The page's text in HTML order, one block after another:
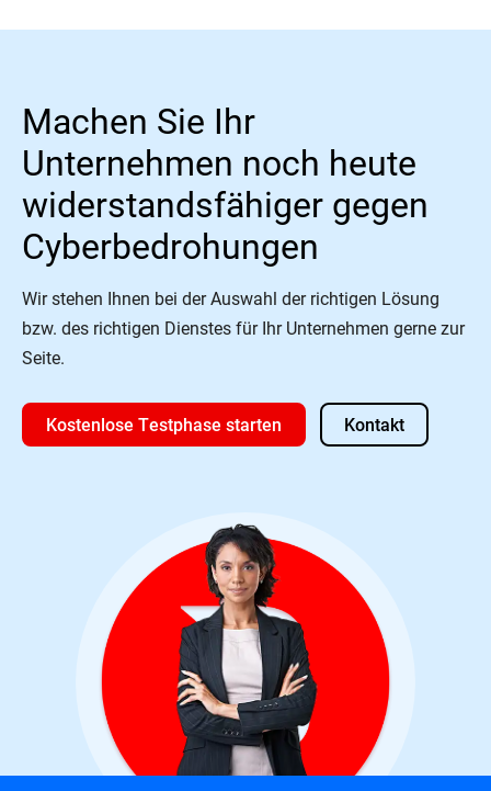
Machen Sie Ihr
Unternehmen noch heute
widerstandsfähiger gegen
Cyberbedrohungen
Wir stehen Ihnen bei der Auswahl der richtigen Lösung
bzw. des richtigen Dienstes für Ihr Unternehmen gerne zur
Seite.
Kostenlose Testphase starten Kontakt